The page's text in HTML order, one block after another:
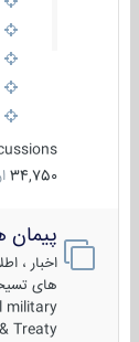
34,750
پیمان
اخبار ،
های
military
Treaty